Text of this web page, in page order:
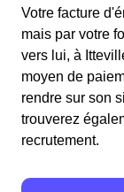
Votre facture
mais par votre
vers lui, à
moyen de
rendre sur son
trouverez
recrutement.